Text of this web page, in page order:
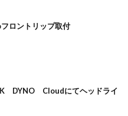
ントリップ取付
DYNO Cloudにてヘッドライ